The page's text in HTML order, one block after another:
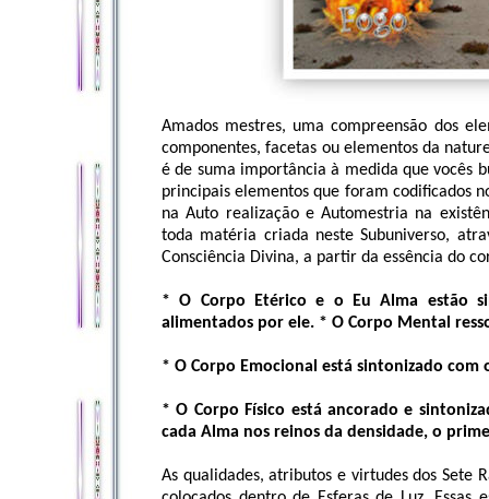
Amados mestres, uma compreensão dos
componentes, facetas ou elementos da
é de suma importância à medida que vocês
principais elementos que foram codificados
na Auto realização e Automestria na
toda matéria criada neste Subuniverso,
Consciência Divina, a partir da essência do
* O Corpo Etérico e o Eu Alma estão
alimentados por ele. * O Corpo Mental
* O Corpo Emocional está sintonizado com
* O Corpo Físico está ancorado e
cada Alma nos reinos da densidade, o
As qualidades, atributos e virtudes dos Sete